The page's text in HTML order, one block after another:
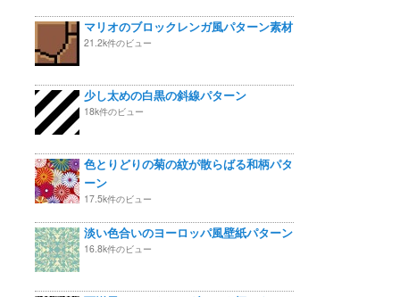
マリオのブロックレンガ風パターン素材
21.2k件のビュー
少し太めの白黒の斜線パターン
18k件のビュー
色とりどりの菊の紋が散らばる和柄パタ
ーン
17.5k件のビュー
淡い色合いのヨーロッパ風壁紙パターン
16.8k件のビュー